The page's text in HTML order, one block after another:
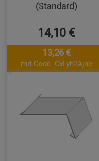
(Standard)
14,10 €
13,26 €
mit Code: CxLyh2Ajne